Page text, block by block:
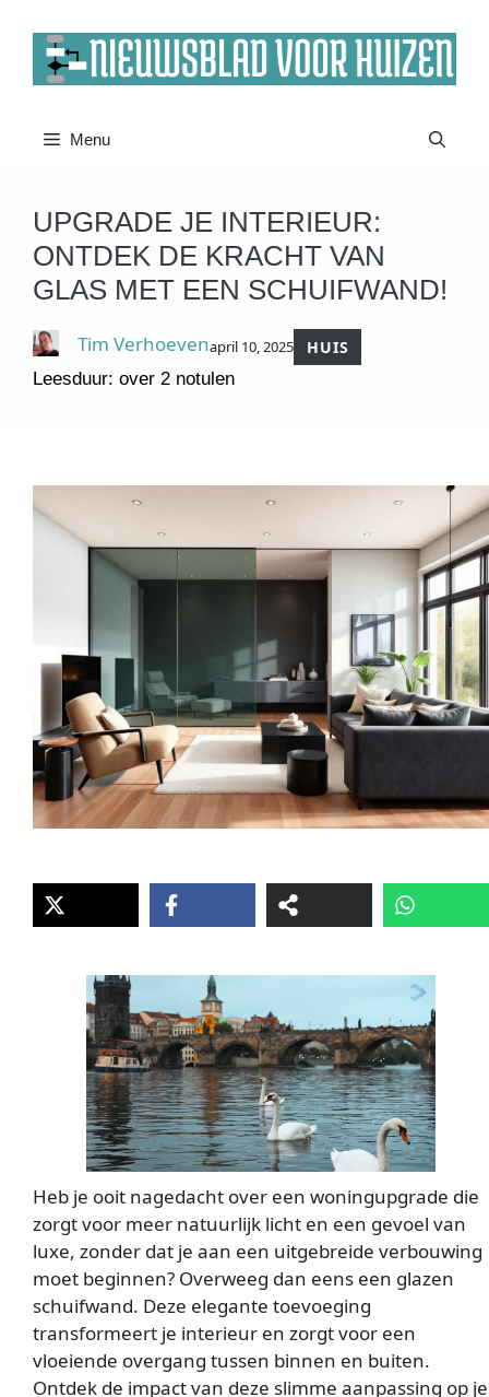
naar
Menu
UPGRADE JE INTERIEUR:
ONTDEK DE KRACHT VAN
GLAS MET EEN SCHUIFWAND!
Tim Verhoevenapril 10, 2025
HUIS
Leesduur: over 2 notulen
Heb je ooit nagedacht over een woningupgrade die
zorgt voor meer natuurlijk licht en een gevoel van
luxe, zonder dat je aan een uitgebreide verbouwing
moet beginnen? Overweeg dan eens een glazen
schuifwand. Deze elegante toevoeging
transformeert je interieur en zorgt voor een
vloeiende overgang tussen binnen en buiten.
Ontdek de impact van deze slimme aanpassing op je